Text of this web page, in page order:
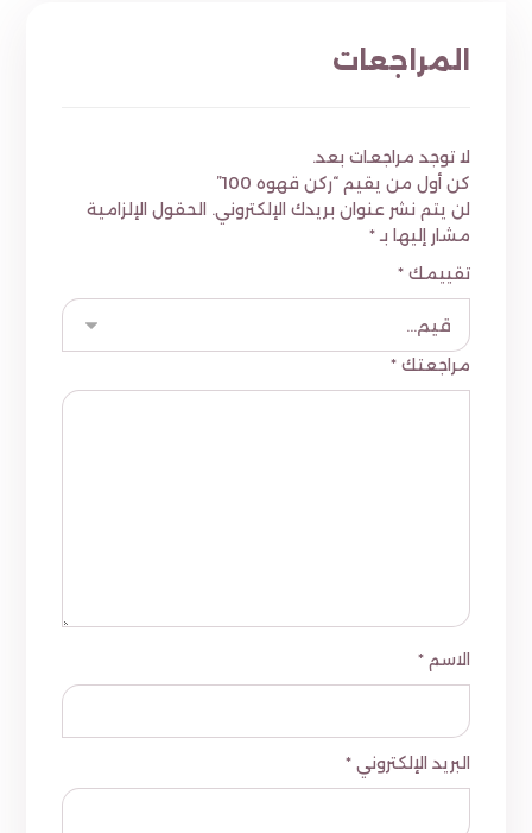
المراجعات
لا توجد مراجعات بعد.
كن أول من يقيم “ركن قهوه 100”
لن يتم نشر عنوان بريدك الإلكتروني. الحقول الإلزامية
مشار إليها بـ*
تقييمك*
مراجعتك*
الاسم*
البريد الإلكتروني*